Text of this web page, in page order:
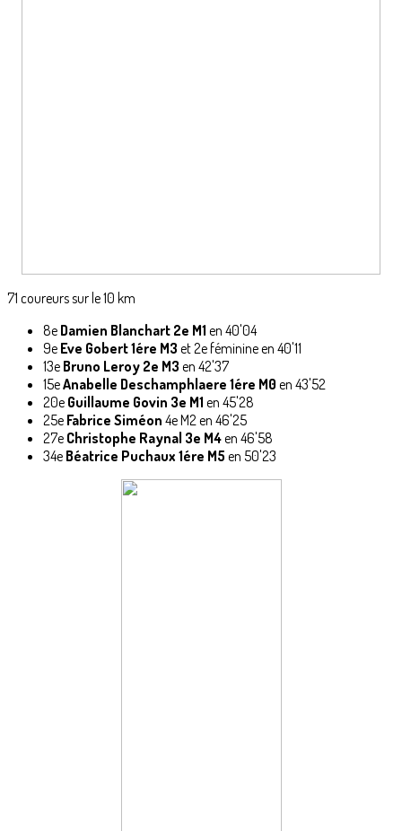
71 coureurs sur le 10 km
8e Damien Blanchart 2e M1 en 40'04
9e Eve Gobert 1ére M3 et 2e féminine en 40'11
13e Bruno Leroy 2e M3 en 42'37
15eAnabelle Deschamphlaere 1ére M0 en 43'52
20e Guillaume Govin 3e M1 en 45'28
25e Fabrice Siméon 4e M2 en 46'25
27e Christophe Raynal 3e M4en 46'58
34e Béatrice Puchaux 1ére M5 en 50'23